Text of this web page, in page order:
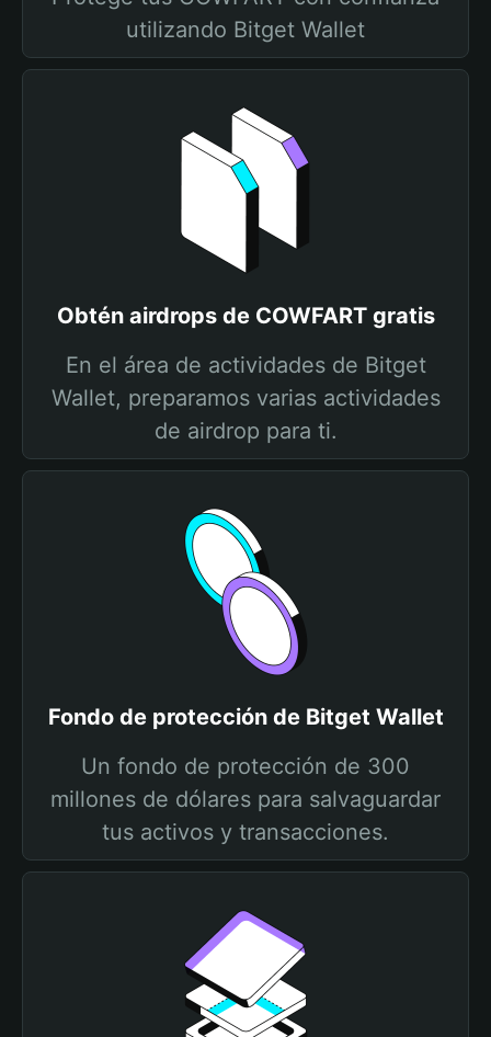
utilizando Bitget Wallet
Obtén airdrops de COWFART gratis
En el área de actividades de Bitget
Wallet, preparamos varias actividades
de airdrop para ti.
Fondo de protección de Bitget Wallet
Un fondo de protección de 300
millones de dólares para salvaguardar
tus activos y transacciones.